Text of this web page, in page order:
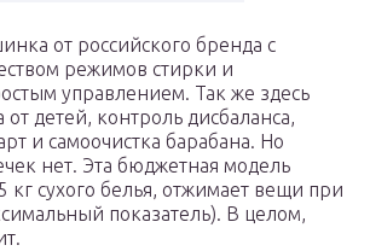
от российского бренда с
режимов стирки и
управлением. Так же здесь
от детей, контроль дисбаланса,
и самоочистка барабана. Но
нет. Эта бюджетная модель
кг сухого белья, отжимает вещи при
показатель). В целом,